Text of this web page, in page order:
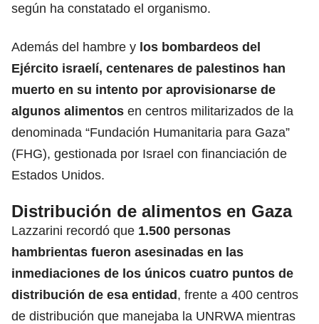
según ha constatado el organismo.
Además del hambre y los bombardeos del
Ejército israelí, centenares de palestinos han
muerto en su intento por aprovisionarse de
algunos alimentos en centros militarizados de la
denominada “Fundación Humanitaria para Gaza”
(FHG), gestionada por Israel con financiación de
Estados Unidos.
Distribución de alimentos en Gaza
Lazzarini recordó que 1.500 personas
hambrientas fueron asesinadas en las
inmediaciones de los únicos cuatro puntos de
distribución de esa entidad, frente a 400 centros
de distribución que manejaba la UNRWA mientras